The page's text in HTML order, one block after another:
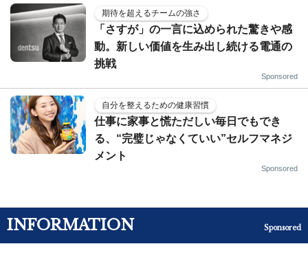
期待を超えるチームの強さ
「さすが」の一言に込められた驚きや感
動。新しい価値を生み出し続ける電通の
挑戦
Sponsored
自分を整えるための健康習慣
仕事に家事と慌ただしい毎日でもでき
る、“完璧じゃなくていい”セルフマネジ
メント
Sponsored
INFORMATION Sponsored